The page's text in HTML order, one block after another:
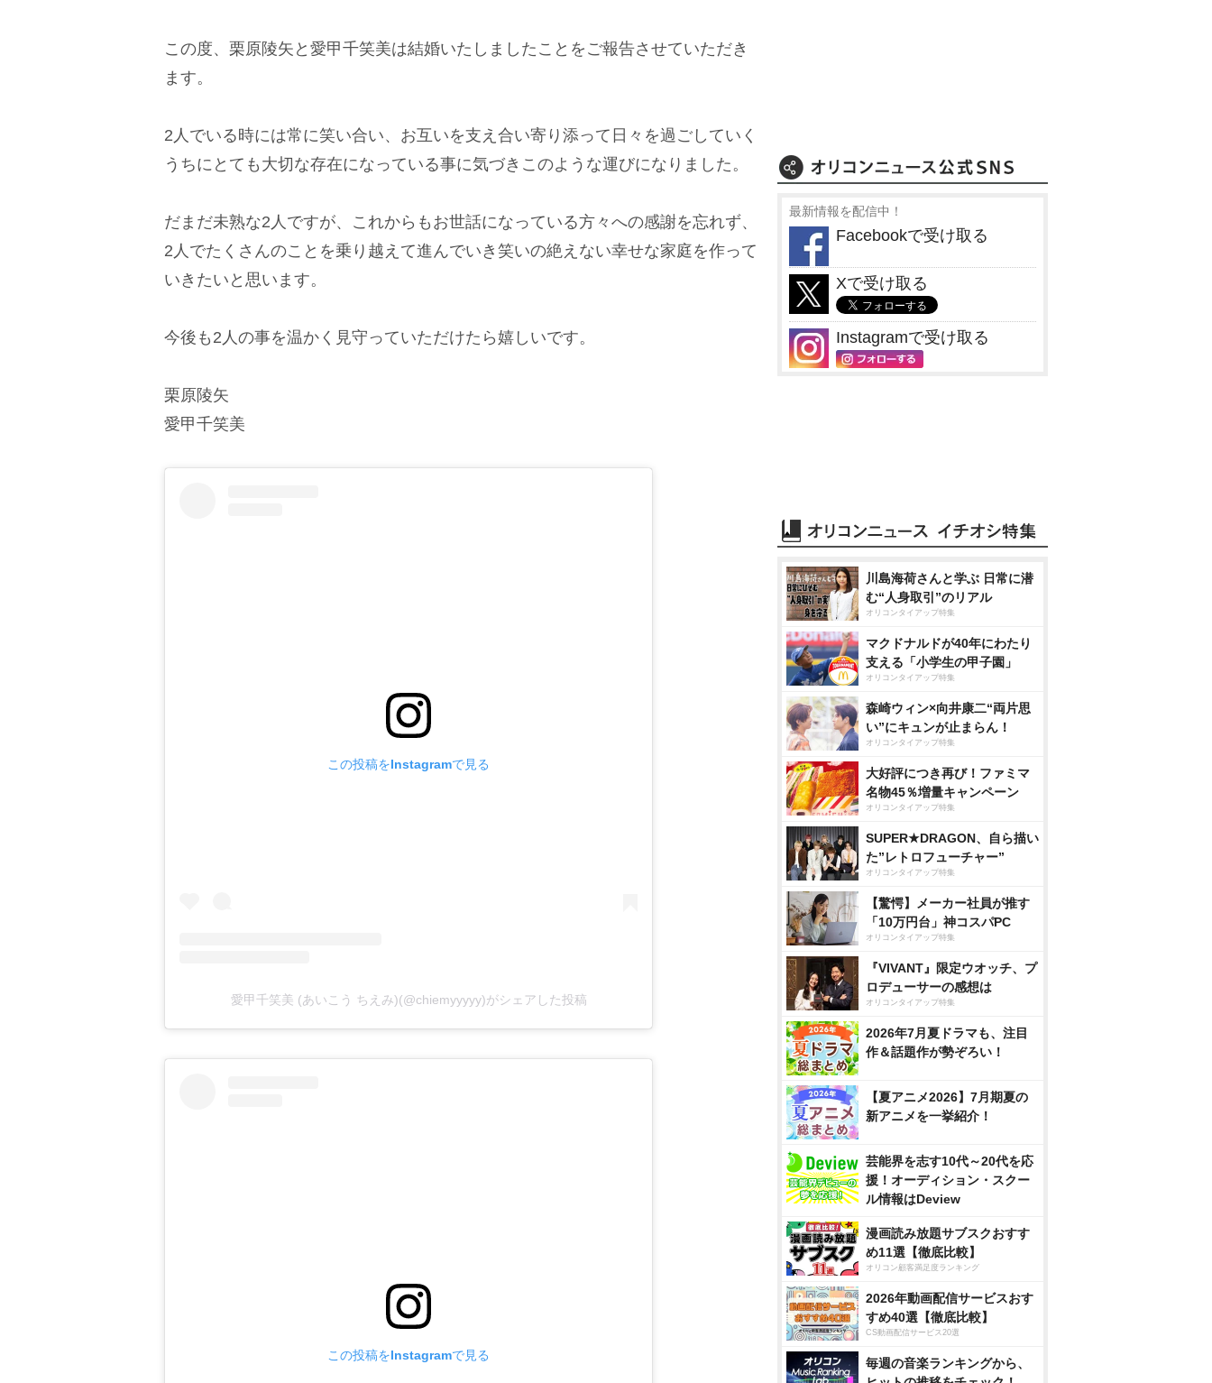
この度、栗原陵矢と愛甲千笑美は結婚いたしましたことをご報告させていただき
ます。
2人でいる時には常に笑い合い、お互いを支え合い寄り添って日々を過ごしていく
うちにとても大切な存在になっている事に気づきこのような運びになりました。
だまだ未熟な2人ですが、これからもお世話になっている方々への感謝を忘れず、
2人でたくさんのことを乗り越えて進んでいき笑いの絶えない幸せな家庭を作って
いきたいと思います。
今後も2人の事を温かく見守っていただけたら嬉しいです。
栗原陵矢
愛甲千笑美
この投稿をInstagramで見る
愛甲千笑美 (あいこう ちえみ)(@chiemyyyyy)がシェアした投稿
この投稿をInstagramで見る
最新情報を配信中！
Facebookで受け取る
Xで受け取る
Instagramで受け取る
川島海荷さんと学ぶ 日常に潜
む“人身取引”のリアル
オリコンタイアップ特集
マクドナルドが40年にわたり
支える「小学生の甲子園」
オリコンタイアップ特集
森崎ウィン×向井康二“両片思
い”にキュンが止まらん！
オリコンタイアップ特集
大好評につき再び！ファミマ
名物45％増量キャンペーン
オリコンタイアップ特集
SUPER★DRAGON、自ら描い
た”レトロフューチャー”
オリコンタイアップ特集
【驚愕】メーカー社員が推す
「10万円台」神コスパPC
オリコンタイアップ特集
『VIVANT』限定ウオッチ、プ
ロデューサーの感想は
オリコンタイアップ特集
2026年7月夏ドラマも、注目
作＆話題作が勢ぞろい！
【夏アニメ2026】7月期夏の
新アニメを一挙紹介！
芸能界を志す10代～20代を応
援！オーディション・スクー
ル情報はDeview
漫画読み放題サブスクおすす
め11選【徹底比較】
オリコン顧客満足度ランキング
2026年動画配信サービスおす
すめ40選【徹底比較】
CS動画配信サービス20選
毎週の音楽ランキングから、